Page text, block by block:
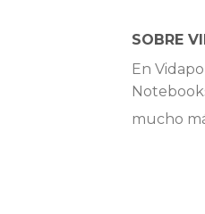
SOBRE
En
mucho